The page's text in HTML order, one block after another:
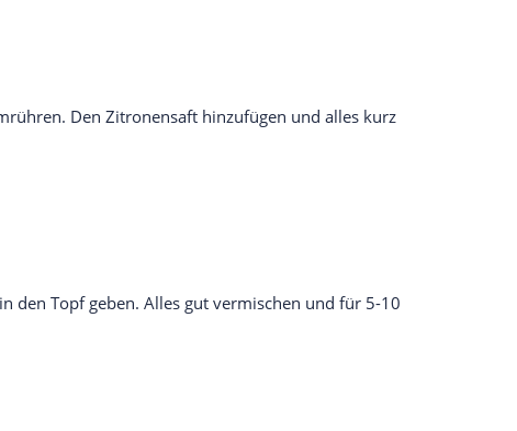
Den Zitronensaft hinzufügen und alles kurz
den Topf geben. Alles gut vermischen und für 5-10